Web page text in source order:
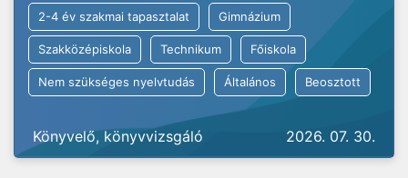
2-4 év szakmai tapasztalat Gimnázium
Szakközépiskola Technikum Főiskola
Nem szükséges nyelvtudás Általános Beosztott
Könyvelő, könyvvizsgáló 2026. 07. 30.